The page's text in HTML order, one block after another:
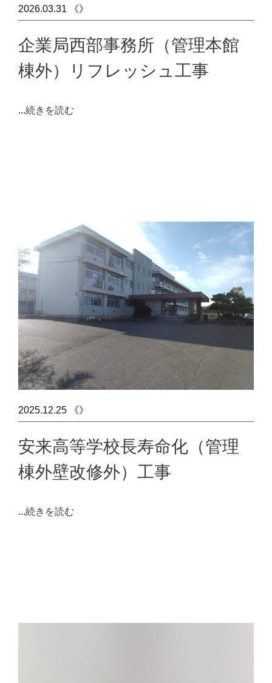
2026.03.31 《》
企業局西部事務所（管理本館
棟外）リフレッシュ工事
...続きを読む
2025.12.25 《》
安来高等学校長寿命化（管理
棟外壁改修外）工事
...続きを読む